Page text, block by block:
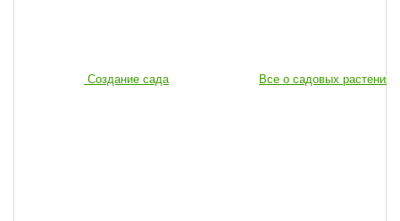
Создание сада Все о садовых растениях